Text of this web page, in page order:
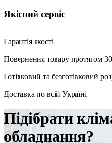
Якісний сервіс
Гарантія якості
Повернення товару протягом 30
Готівковий та безготівковий
Доставка по всій Україні
Підібрати
обладнання?